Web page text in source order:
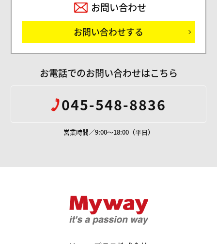
お問い合わせ
お問い合わせする
お電話でのお問い合わせはこちら
045-548-8836
営業時間／9:00～18:00（平日）